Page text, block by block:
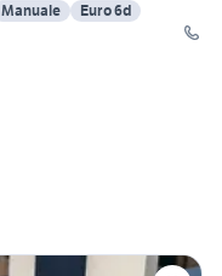
Manuale
Euro 6d